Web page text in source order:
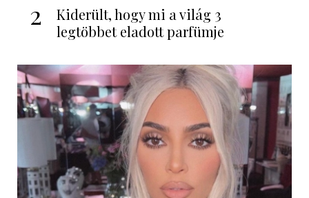
2
Kiderült, hogy mi a világ 3
legtöbbet eladott parfümje